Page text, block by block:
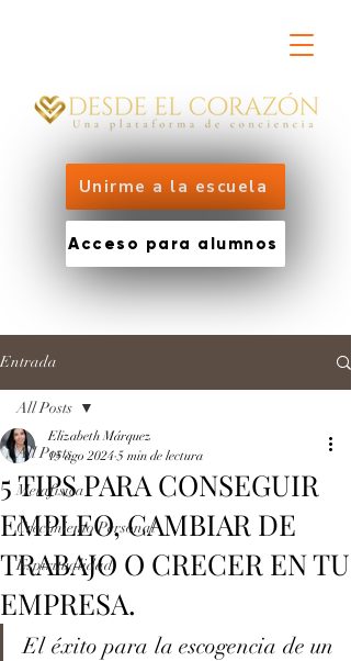
Unirme a la escuela
Acceso para alumnos
Entrada
All Posts
Metafísica
Crecimiento Personal
Espiritualidad
All Posts
5 TIPS PARA CONSEGUIR
EMPLEO, CAMBIAR DE
TRABAJO O CRECER EN TU
EMPRESA.
Elizabeth Márquez
15 ago 2024 5 min de lectura
El éxito para la escogencia de un